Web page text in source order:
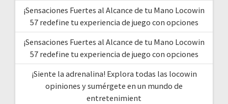
¡Sensaciones Fuertes al Alcance de tu Mano Locowin
57 redefine tu experiencia de juego con opciones
¡Sensaciones Fuertes al Alcance de tu Mano Locowin
57 redefine tu experiencia de juego con opciones
¡Siente la adrenalina! Explora todas las locowin
opiniones y sumérgete en un mundo de
entretenimient